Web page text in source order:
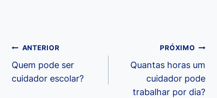
Navegação
de
Post
ANTERIOR
Quem pode ser
cuidador escolar?
PRÓXIMO
Quantas horas um
cuidador pode
trabalhar por dia?